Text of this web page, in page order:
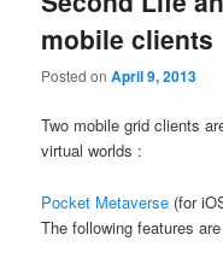
mobile clients
Posted onApril 9, 2013
Two mobile grid clients
virtual worlds :
Pocket Metaverse (for
The following features